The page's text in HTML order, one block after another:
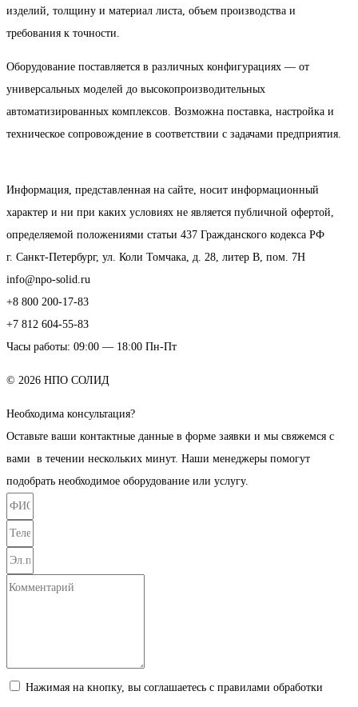
изделий, толщину и материал листа, объем производства и
требования к точности.
Оборудование поставляется в различных конфигурациях — от
универсальных моделей до высокопроизводительных
автоматизированных комплексов. Возможна поставка, настройка и
техническое сопровождение в соответствии с задачами предприятия.
Информация, представленная на сайте, носит информационный
характер и ни при каких условиях не является публичной офертой,
определяемой положениями статьи 437 Гражданского кодекса РФ
г. Санкт-Петербург, ул. Коли Томчака, д. 28, литер В, пом. 7Н
info@npo-solid.ru
+8 800 200-17-83
+7 812 604-55-83
Часы работы: 09:00 — 18:00 Пн-Пт
© 2026 НПО СОЛИД
Необходима консультация?
Оставьте ваши контактные данные в форме заявки и мы свяжемся с
вами в течении нескольких минут. Наши менеджеры помогут
подобрать необходимое оборудование или услугу.
Нажимая на кнопку, вы соглашаетесь с правилами обработки